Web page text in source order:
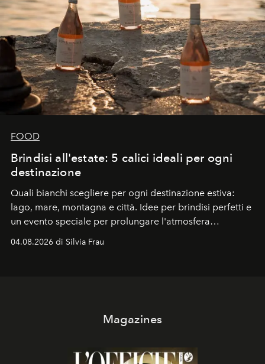
FOOD
Brindisi all'estate: 5 calici ideali per ogni
destinazione
Quali bianchi scegliere per ogni destinazione estiva:
lago, mare, montagna e città. Idee per brindisi perfetti e
un evento speciale per prolungare l'atmosfera
04.08.2026 di Silvia Frau
Magazines